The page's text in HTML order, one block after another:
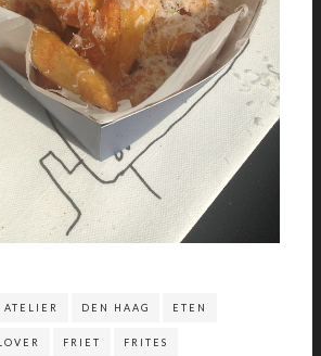
ATELIER DEN HAAG ETEN
FRIET FRITES